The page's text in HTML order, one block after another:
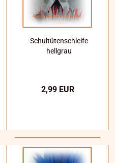
Schultütenschleife
hellgrau
2,99 EUR